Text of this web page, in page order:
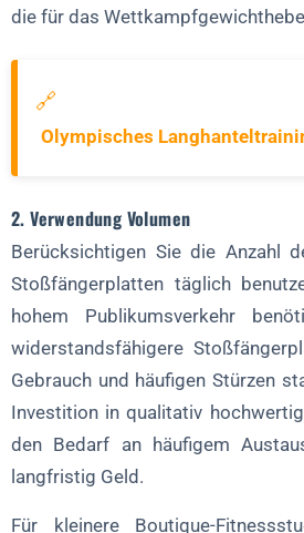
die für das
🔗
Olympisches
2. Verwendung Volumen
Berücksichtigen Sie die Anzahl
Stoßfängerplatten täglich
hohem Publikumsverkehr
widerstandsfähigere
Gebrauch und häufigen Stürzen
Investition in qualitativ
den Bedarf an häufigem
langfristig Geld.
Für kleinere Boutique-